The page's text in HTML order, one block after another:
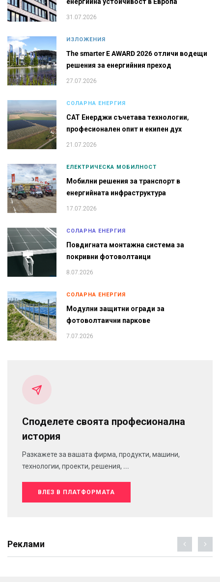
енергийна устойчивост в Европа
31.07.2026
ИЗЛОЖЕНИЯ
The smarter E AWARD 2026 отличи водещи
решения за енергийния преход
27.07.2026
СОЛАРНА ЕНЕРГИЯ
САТ Енерджи съчетава технологии,
професионален опит и екипен дух
21.07.2026
ЕЛЕКТРИЧЕСКА МОБИЛНОСТ
Мобилни решения за транспорт в
енергийната инфраструктура
17.07.2026
СОЛАРНА ЕНЕРГИЯ
Повдигната монтажна система за
покривни фотоволтаици
8.07.2026
СОЛАРНА ЕНЕРГИЯ
Модулни защитни огради за
фотоволтаични паркове
7.07.2026
Споделете своята професионална
история
Разкажете за вашата фирма, продукти, машини,
технологии, проекти, решения, ...
ВЛЕЗ В ПЛАТФОРМАТА
Реклами